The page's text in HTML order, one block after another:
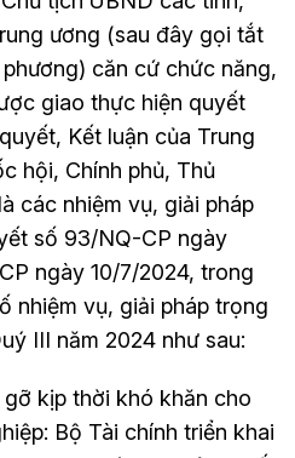
ương (sau đây gọi tắt
căn cứ chức năng,
giao thực hiện quyết
Kết luận của Trung
hội, Chính phủ, Thủ
các nhiệm vụ, giải pháp
số 93/NQ-CP ngày
ngày 10/7/2024, trong
nhiệm vụ, giải pháp trọng
III năm 2024 như sau:
kịp thời khó khăn cho
Bộ Tài chính triển khai